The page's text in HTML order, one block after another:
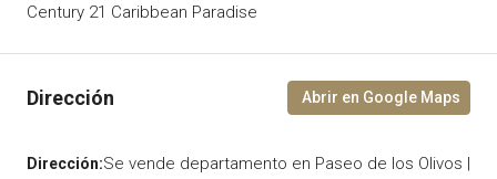
Century 21 Caribbean Paradise
Se vende departamento en Paseo de los Olivos |